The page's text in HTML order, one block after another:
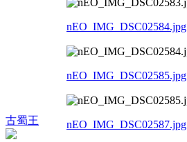
古蜀王
nEO_IMG_DSC02584.jpg
nEO_IMG_DSC02585.jpg
nEO_IMG_DSC02587.jpg